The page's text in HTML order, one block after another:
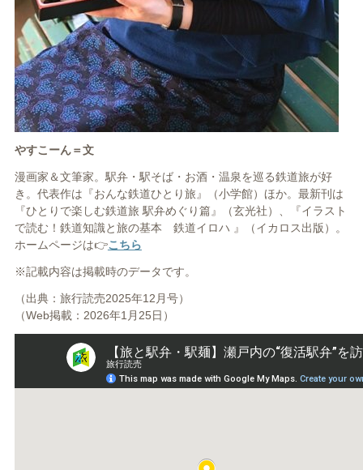
やすこーん＝文
漫画家＆⽂筆家。駅弁・駅そば・お酒・温泉を巡る鉄道旅が好
き。代表作は『おんな鉄道ひとり旅』（⼩学館）ほか。最新刊は
『ひとりで楽しむ鉄道旅 駅弁めぐり篇』（⽞光社）、『イラスト
で読む！鉄道知識と旅の基本 鉄道イロハ 』（イカロス出版）。
ホームページは👉こちら
※記載内容は掲載時のデータです。
（出典：旅行読売2025年12月号）
（Web掲載：2026年1月25日）